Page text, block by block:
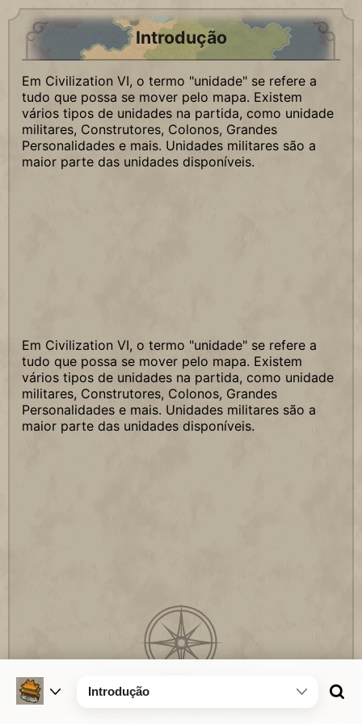
Introdução
Em Civilization VI, o termo "unidade" se refere a
tudo que possa se mover pelo mapa. Existem
vários tipos de unidades na partida, como unidade
militares, Construtores, Colonos, Grandes
Personalidades e mais. Unidades militares são a
maior parte das unidades disponíveis.
Em Civilization VI, o termo "unidade" se refere a
tudo que possa se mover pelo mapa. Existem
vários tipos de unidades na partida, como unidade
militares, Construtores, Colonos, Grandes
Personalidades e mais. Unidades militares são a
maior parte das unidades disponíveis.
Introdução